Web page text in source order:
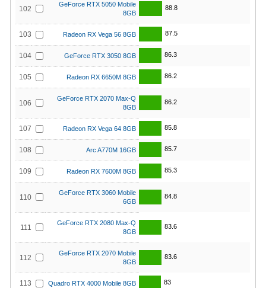
102
GeForce RTX 5050 Mobile
8GB
88.8
103 Radeon RX Vega 56 8GB 87.5
104 GeForce RTX 3050 8GB 86.3
105 Radeon RX 6650M 8GB 86.2
106
GeForce RTX 2070 Max-Q
8GB
86.2
107 Radeon RX Vega 64 8GB 85.8
108 Arc A770M 16GB 85.7
109 Radeon RX 7600M 8GB 85.3
110
GeForce RTX 3060 Mobile
6GB
84.8
111
GeForce RTX 2080 Max-Q
8GB
83.6
112
GeForce RTX 2070 Mobile
8GB
83.6
113 Quadro RTX 4000 Mobile 8GB 83